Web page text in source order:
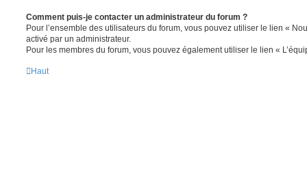
Comment puis-je contacter un administrateur du forum ?
Pour l’ensemble des utilisateurs du forum, vous pouvez utiliser le lien «
activé par un administrateur.
Pour les membres du forum, vous pouvez également utiliser le lien «
Haut